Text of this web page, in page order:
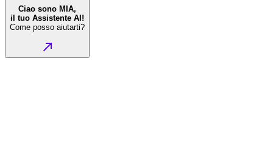
Ciao sono MIA,
il tuo Assistente AI!
Come posso aiutarti?